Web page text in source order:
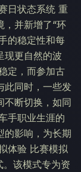
日状态系统 重
，并新增了“环
的稳定性和每
现更自然的波
定，而参加古
此同时，一些发
不断切换，如同
手职业生涯的
的影响，为长期
体验 比赛模拟
。该模式专为资